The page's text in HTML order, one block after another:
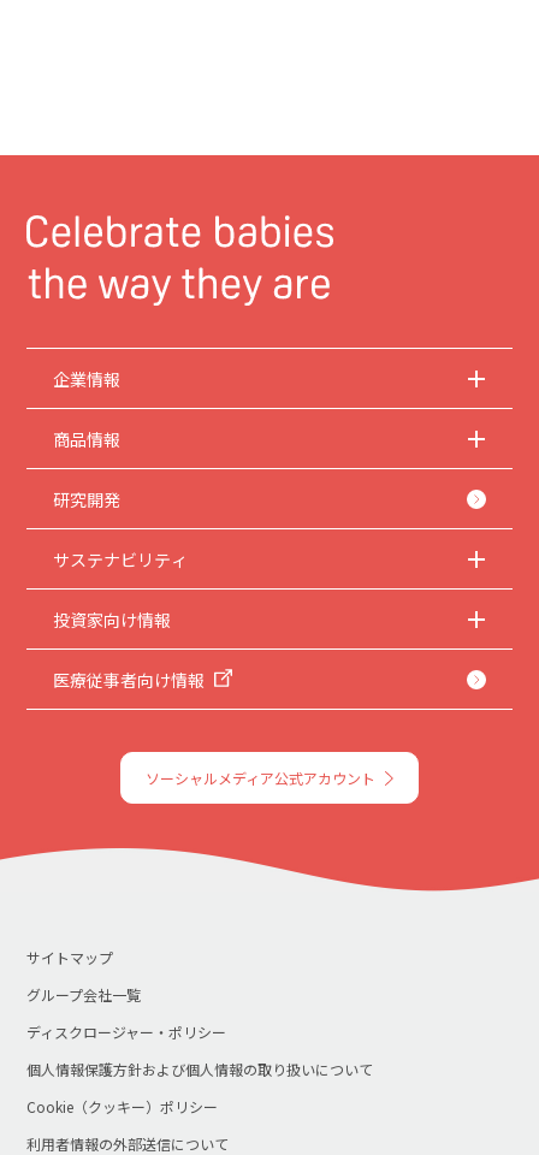
企業情報
商品情報
研究開発
サステナビリティ
投資家向け情報
医療従事者向け情報
ソーシャルメディア公式アカウント
サイトマップ
グループ会社一覧
ディスクロージャー・ポリシー
個人情報保護方針および個人情報の取り扱いについて
Cookie（クッキー）ポリシー
利用者情報の外部送信について